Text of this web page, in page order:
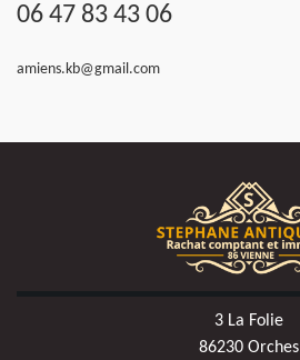
06 47 83 43 06
amiens.kb@gmail.com
3 La Folie
86230 Orches